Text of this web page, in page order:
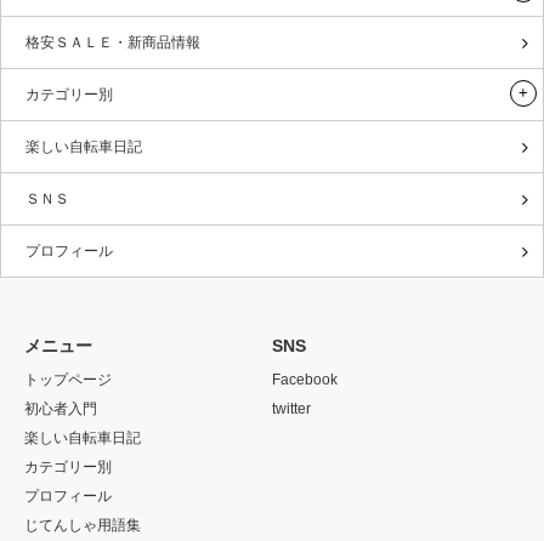
格安ＳＡＬＥ・新商品情報
カテゴリー別
楽しい自転車日記
ＳＮＳ
プロフィール
メニュー
トップページ
初心者入門
楽しい自転車日記
カテゴリー別
プロフィール
じてんしゃ用語集
SNS
Facebook
twitter